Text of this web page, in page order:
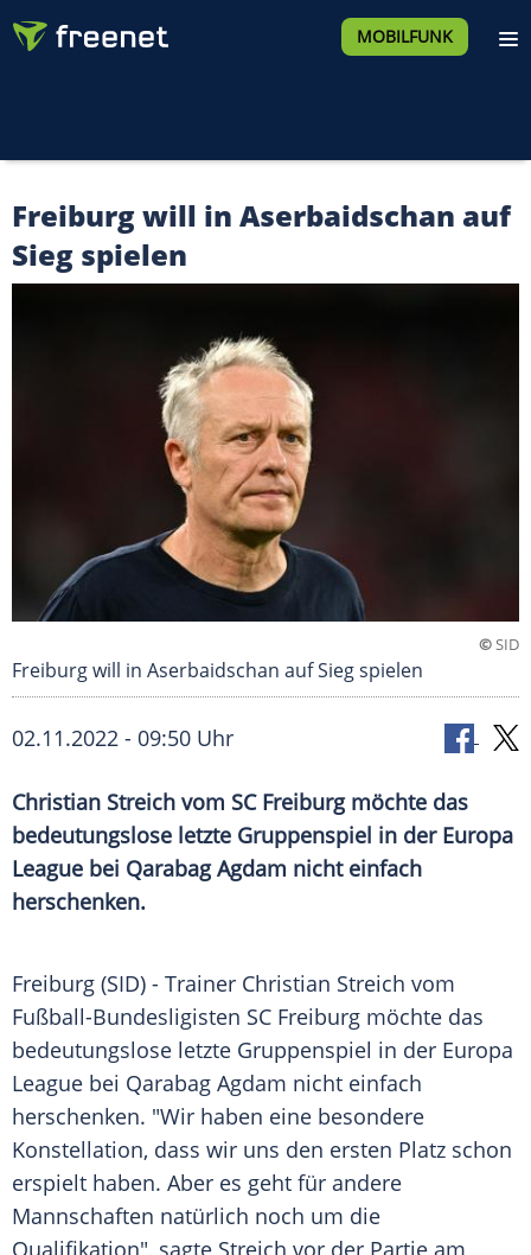
MOBILFUNK
Freiburg will in Aserbaidschan auf
Sieg spielen
©SID
Freiburg will in Aserbaidschan auf Sieg spielen
02.11.2022 - 09:50 Uhr
Christian Streich vom SC Freiburg möchte das
bedeutungslose letzte Gruppenspiel in der Europa
League bei Qarabag Agdam nicht einfach
herschenken.
Freiburg (SID) - Trainer Christian Streich vom
Fußball-Bundesligisten SC Freiburg möchte das
bedeutungslose letzte Gruppenspiel in der Europa
League bei Qarabag Agdam nicht einfach
herschenken. "Wir haben eine besondere
Konstellation, dass wir uns den ersten Platz schon
erspielt haben. Aber es geht für andere
Mannschaften natürlich noch um die